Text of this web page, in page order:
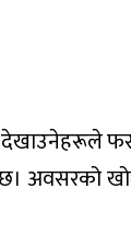
देखाउनेहरूले
अवसरको